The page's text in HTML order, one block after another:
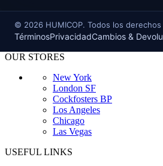
© 2026 HUMICOP. Todos los
TérminosPrivacidadCambios &
OUR STORES
New York
London SF
Cockfosters BP
Los Angeles
Chicago
Las Vegas
USEFUL LINKS